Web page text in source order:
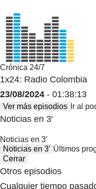
Crónica 24/7
1x24: Radio Colombia
23/08/2024 - 01:38:13
Ver más episodios Ir al
Noticias en 3′
Noticias en 3′
Noticias en 3′ Últimos
Cerrar
Otros episodios
Cualquier tiempo